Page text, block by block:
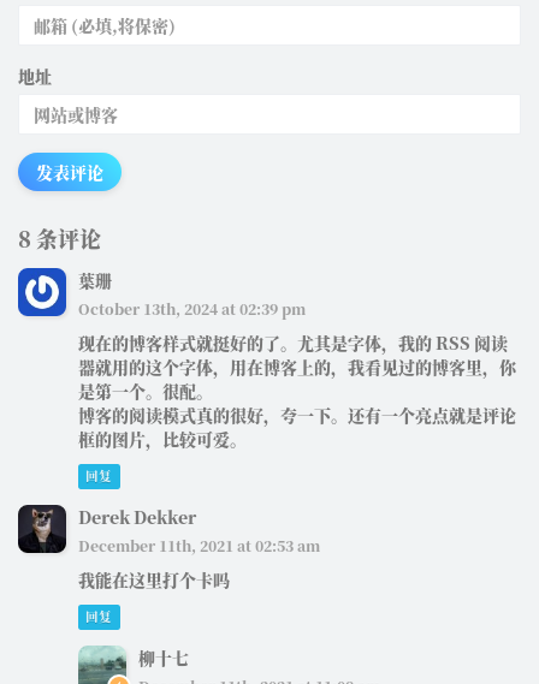
地址
发表评论
8 条评论
葉珊
October 13th, 2024 at 02:39 pm
现在的博客样式就挺好的了。尤其是字体，我的 RSS 阅读
器就用的这个字体，用在博客上的，我看见过的博客里，你
是第一个。很配。
博客的阅读模式真的很好，夸一下。还有一个亮点就是评论
框的图片，比较可爱。
回复
Derek Dekker
December 11th, 2021 at 02:53 am
我能在这里打个卡吗
回复
柳十七